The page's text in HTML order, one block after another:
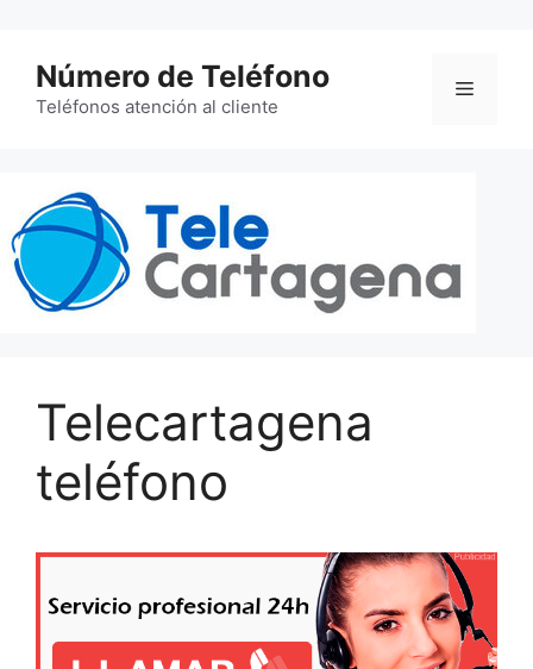
contenido
Número de Teléfono
Teléfonos atención al cliente
Menú
Telecartagena
teléfono